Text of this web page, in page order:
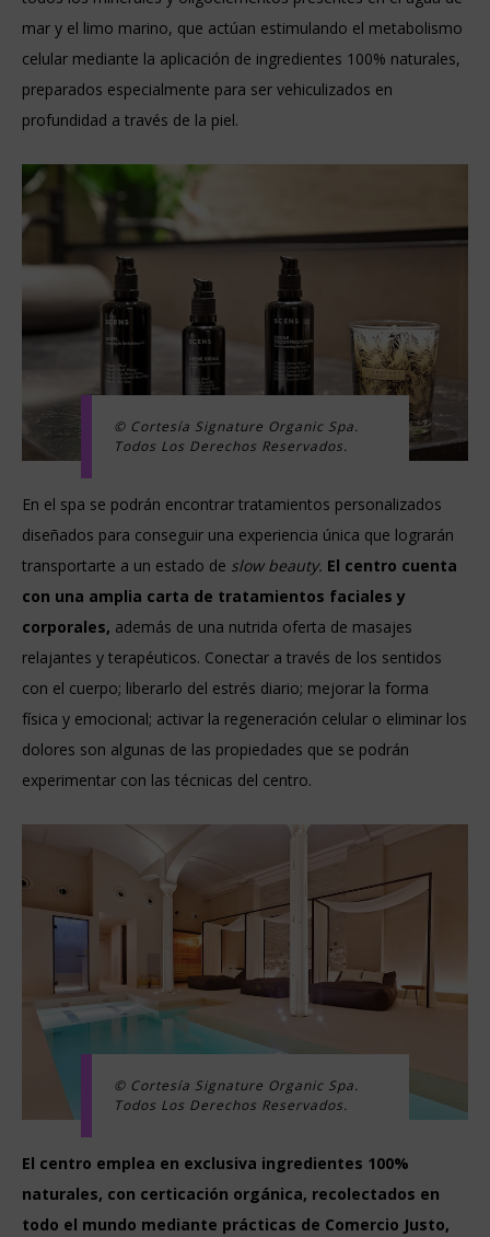
mar y el limo marino, que actúan estimulando el metabolismo
celular mediante la aplicación de ingredientes 100% naturales,
preparados especialmente para ser vehiculizados en
profundidad a través de la piel.
© Cortesía Signature Organic Spa.
Todos Los Derechos Reservados.
En el spa se podrán encontrar tratamientos personalizados
diseñados para conseguir una experiencia única que lograrán
transportarte a un estado de slow beauty. El centro cuenta
con una amplia carta de tratamientos faciales y
corporales, además de una nutrida oferta de masajes
relajantes y terapéuticos. Conectar a través de los sentidos
con el cuerpo; liberarlo del estrés diario; mejorar la forma
física y emocional; activar la regeneración celular o eliminar los
dolores son algunas de las propiedades que se podrán
experimentar con las técnicas del centro.
© Cortesía Signature Organic Spa.
Todos Los Derechos Reservados.
El centro emplea en exclusiva ingredientes 100%
naturales, con certicación orgánica, recolectados en
todo el mundo mediante prácticas de Comercio Justo,